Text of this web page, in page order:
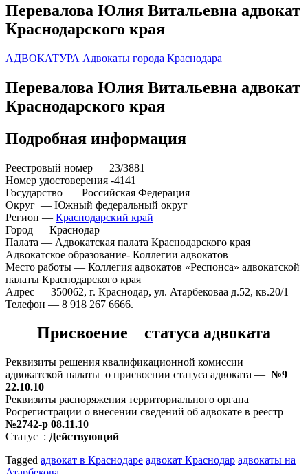
Перевалова Юлия Витальевна адвокат
Краснодарского края
АДВОКАТУРА Адвокаты города Краснодара
Перевалова Юлия Витальевна адвокат
Краснодарского края
Подробная информация
Реестровый номер — 23/3881
Номер удостоверения -4141
Государство — Российская Федерация
Округ — Южный федеральный округ
Регион — Краснодарский край
Город — Краснодар
Палата — Адвокатская палата Краснодарского края
Адвокатское образование- Коллегии адвокатов
Место работы — Коллегия адвокатов «Респонса» адвокатской
палаты Краснодарского края
Адрес — 350062, г. Краснодар, ул. Атарбековаа д.52, кв.20/1
Телефон — 8 918 267 6666.
Присвоение статуса адвоката
Реквизиты решения квалификационной комиссии
адвокатской палаты о присвоении статуса адвоката — №9
22.10.10
Реквизиты распоряжения территориального органа
Росрегистрации о внесении сведений об адвокате в реестр —
№2742-р 08.11.10
Статус : Действующий
Tagged адвокат в Краснодаре адвокат Краснодар адвокаты на